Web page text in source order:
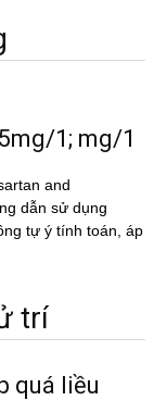
1; mg/1
and
dẫn sử dụng
tự ý tính toán, áp
trí
quá liều